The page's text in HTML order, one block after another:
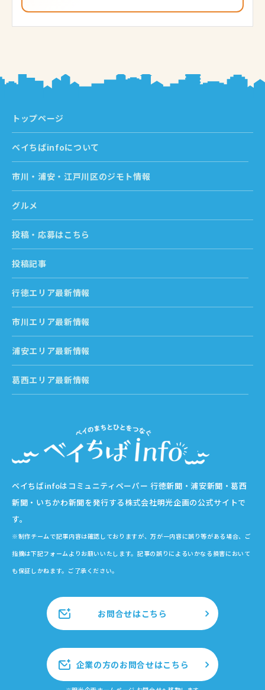
ベイちばinfoはコミュニティペーパー 行徳新聞・浦安新聞・葛西
新聞・いちかわ新聞を発行する株式会社明光企画の公式サイトで
す。
※制作チームで記事内容は確認しておりますが、万が一内容に誤り等がある場合、ご
指摘は下記フォームよりお願いいたします。記事の誤りによるいかなる損害において
も保証しかねます。ご了承ください。
お問合せはこちら
企業の方のお問合せはこちら
トップページ
ベイちばinfoについて
市川・浦安・江戸川区のジモト情報
グルメ
投稿・応募はこちら
投稿記事
行徳エリア最新情報
市川エリア最新情報
浦安エリア最新情報
葛西エリア最新情報